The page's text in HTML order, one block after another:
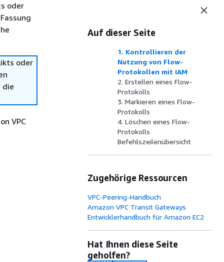
oder
oder
die
VPC
Auf dieser Seite
1. Kontrollieren der
Nutzung von Flow-
Protokollen mit IAM
2. Erstellen eines Flow-
Protokolls
3. Markieren eines Flow-
Protokolls
4. Löschen eines Flow-
Protokolls
Befehlszeilenübersicht
Zugehörige Ressourcen
VPC-Peering-Handbuch
Amazon VPC Transit Gateways
Entwicklerhandbuch für Amazon EC2
Hat Ihnen diese Seite
geholfen?